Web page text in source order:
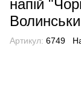
напій
Артикул: 6749